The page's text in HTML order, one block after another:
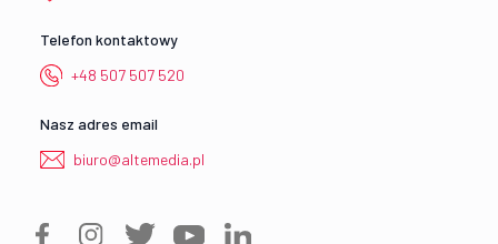
Telefon kontaktowy
+48 507 507 520
Nasz adres email
biuro@altemedia.pl